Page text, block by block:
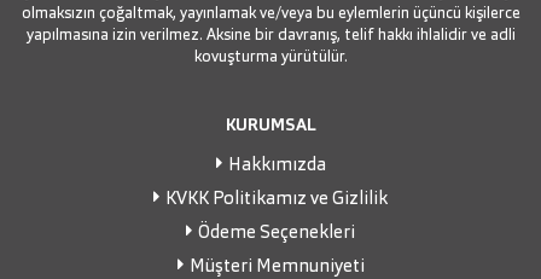
olmaksızın çoğaltmak, yayınlamak ve/veya bu eylemlerin üçüncü kişilerce
yapılmasına izin verilmez. Aksine bir davranış, telif hakkı ihlalidir ve adli
kovuşturma yürütülür.
KURUMSAL
Hakkımızda
KVKK Politikamız ve Gizlilik
Ödeme Seçenekleri
Müşteri Memnuniyeti